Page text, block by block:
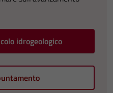
idrogeologico